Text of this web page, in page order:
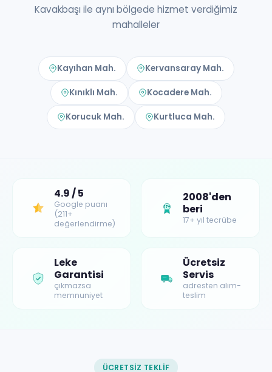
Kavakbaşı ile aynı bölgede hizmet verdiğimiz
mahalleler
Kayıhan Mah. Kervansaray Mah.
Kınıklı Mah. Kocadere Mah.
Korucuk Mah. Kurtluca Mah.
4.9 / 5
Google puanı
(211+
değerlendirme)
17+
2008'den
beri
17+ yıl tecrübe
Leke
Garantisi
çıkmazsa
memnuniyet
Ücretsiz
Servis
adresten alım-
teslim
ÜCRETSIZ TEKLIF